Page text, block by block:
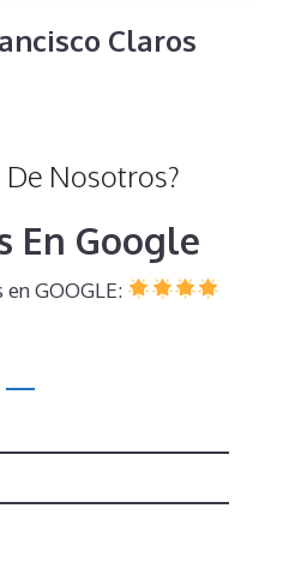
Claros
De Nosotros?
En Google
GOOGLE: